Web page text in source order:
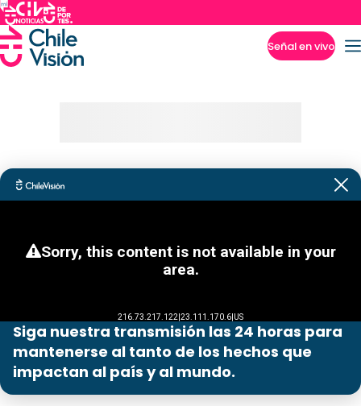
Señal en vivo
Siga nuestra transmisión las 24 horas para
mantenerse al tanto de los hechos que
impactan al país y al mundo.
Programas